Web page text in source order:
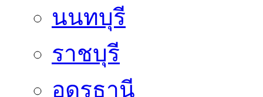
นนทบุรี
ราชบุรี
อุดรธานี